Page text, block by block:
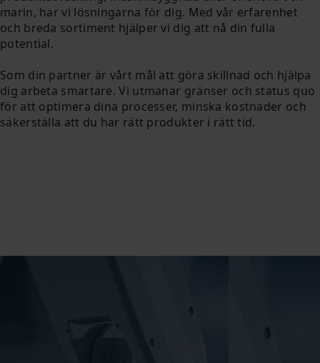
marin, har vi lösningarna för dig. Med vår erfarenhet
och breda sortiment hjälper vi dig att nå din fulla
potential.
Som din partner är vårt mål att göra skillnad och hjälpa
dig arbeta smartare. Vi utmanar gränser och status quo
för att optimera dina processer, minska kostnader och
säkerställa att du har rätt produkter i rätt tid.